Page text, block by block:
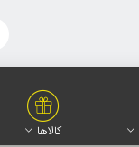
کالاها